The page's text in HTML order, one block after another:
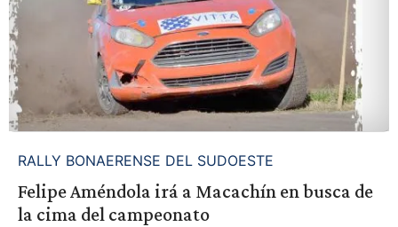
RALLY BONAERENSE DEL SUDOESTE
Felipe Améndola irá a Macachín en busca de
la cima del campeonato